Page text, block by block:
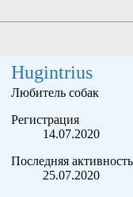
Hugintrius
Любитель собак
Регистрация
14.07.2020
Последняя активность
25.07.2020